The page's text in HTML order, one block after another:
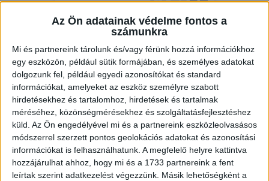
Az Ön adatainak védelme fontos a
számunkra
Mi és partnereink tárolunk és/vagy férünk hozzá információkhoz
egy eszközön, például sütik formájában, és személyes adatokat
dolgozunk fel, például egyedi azonosítókat és standard
információkat, amelyeket az eszköz személyre szabott
hirdetésekhez és tartalomhoz, hirdetések és tartalmak
méréséhez, közönségmérésekhez és szolgáltatásfejlesztéshez
küld. Az Ön engedélyével mi és a partnereink eszközleolvasásos
módszerrel szerzett pontos geolokációs adatokat és azonosítási
információkat is felhasználhatunk. A megfelelő helyre kattintva
hozzájárulhat ahhoz, hogy mi és a 1733 partnereink a fent
leírtak szerint adatkezelést végezzünk. Másik lehetőségként a
36 m 2 szobák: 2
Fix 3%
Kizárólag nálunk
Videós
Eladó Társasházi lakás (#181888)
Komárom